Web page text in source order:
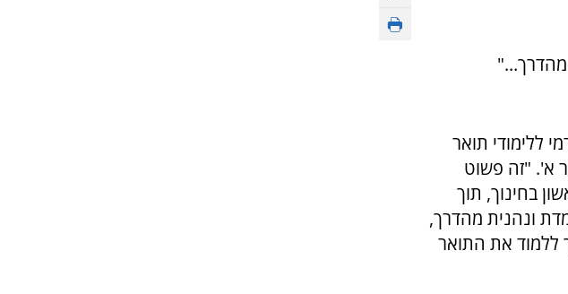
מהדרך..."
ללימודי תואר
א'. "זה פשוט
בחינוך, תוך
ונהנית מהדרך,
ללמוד את התואר